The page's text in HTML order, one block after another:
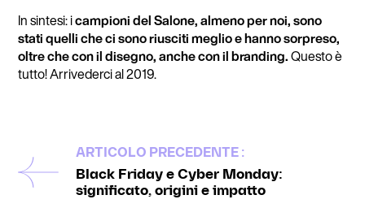
In sintesi: icampioni del Salone, almeno per noi, sono
stati quelli che ci sono riusciti meglio e hanno sorpreso,
oltre che con il disegno, anche con il branding.Questo è
tutto! Arrivederci al 2019.
ARTICOLO PRECEDENTE :
Black Friday e Cyber Monday:
significato, origini e impatto